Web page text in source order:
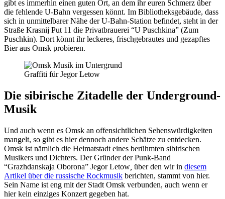
gibt es immerhin einen guten Ort, an dem ihr euren Schmerz über
die fehlende U-Bahn vergessen könnt. Im Bibliotheksgebäude, dass
sich in unmittelbarer Nähe der U-Bahn-Station befindet, steht in der
Straße Krasnij Put 11 die Privatbrauerei “U Puschkina” (Zum
Puschkin). Dort könnt ihr leckeres, frischgebrautes und gezapftes
Bier aus Omsk probieren.
Graffiti für Jegor Letow
Die sibirische Zitadelle der Underground-
Musik
Und auch wenn es Omsk an offensichtlichen Sehenswürdigkeiten
mangelt, so gibt es hier dennoch andere Schätze zu entdecken.
Omsk ist nämlich die Heimatstadt eines berühmten sibirischen
Musikers und Dichters. Der Gründer der Punk-Band
“Grazhdanskaja Oborona” Jegor Letow über den wir in diesem
Artikel über die russische Rockmusik berichten, stammt von hier.
Sein Name ist eng mit der Stadt Omsk verbunden, auch wenn er
hier kein einziges Konzert gegeben hat.